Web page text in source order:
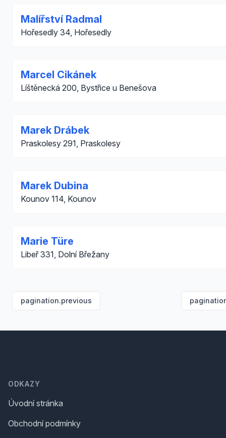
Malířství Radmal
Hořesedly 34, Hořesedly
Marcel Cikánek
Líštěnecká 200, Bystřice u Benešova
Marek Drábek
Praskolesy 291, Praskolesy
Marek Dubina
Kounov 114, Kounov
Marie Türe
Libeř 331, Dolní Břežany
pagination.previous
ODKAZY
Úvodní stránka
Obchodní podmínky